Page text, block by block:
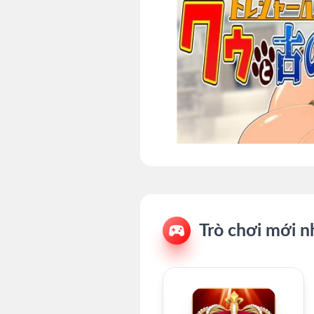
Trò chơi mới